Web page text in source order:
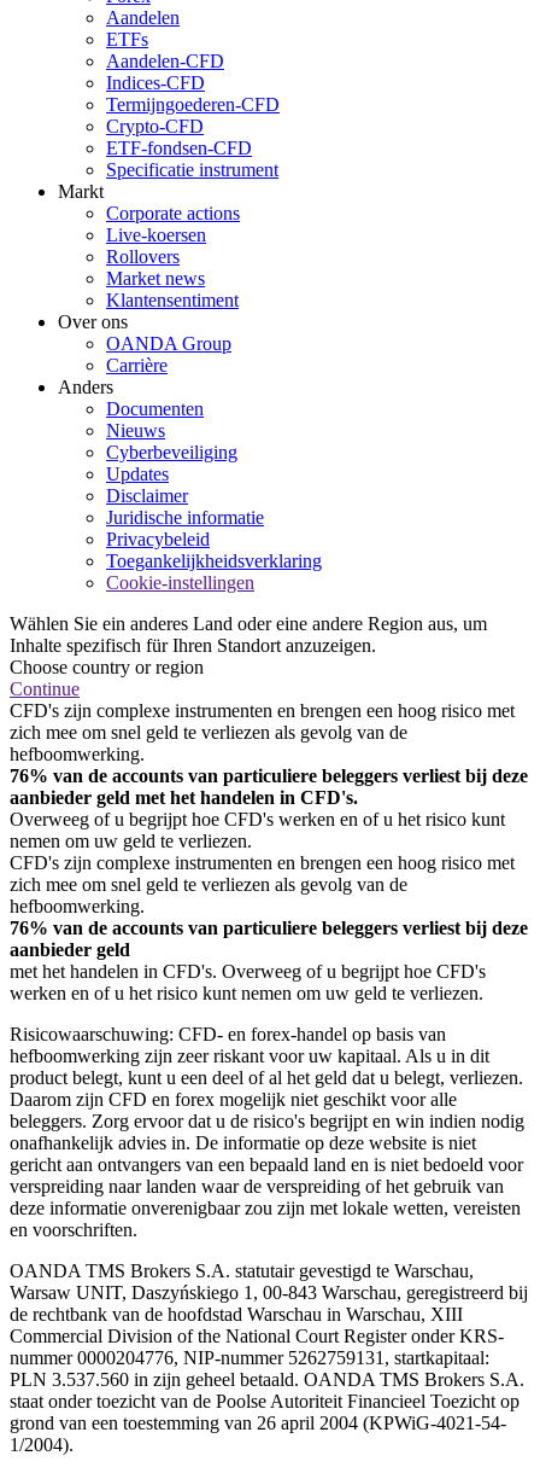
Aandelen
ETFs
Aandelen-CFD
Indices-CFD
Termijngoederen-CFD
Crypto-CFD
ETF-fondsen-CFD
Specificatie instrument
Markt
Corporate actions
Live-koersen
Rollovers
Market news
Klantensentiment
Over ons
OANDA Group
Carrière
Anders
Documenten
Nieuws
Cyberbeveiliging
Updates
Disclaimer
Juridische informatie
Privacybeleid
Toegankelijkheidsverklaring
Cookie-instellingen
Wählen Sie ein anderes Land oder eine andere Region aus, um
Inhalte spezifisch für Ihren Standort anzuzeigen.
Choose country or region
Continue
CFD's zijn complexe instrumenten en brengen een hoog risico met
zich mee om snel geld te verliezen als gevolg van de
hefboomwerking.
76% van de accounts van particuliere beleggers verliest bij deze
aanbieder geld met het handelen in CFD's.
Overweeg of u begrijpt hoe CFD's werken en of u het risico kunt
nemen om uw geld te verliezen.
CFD's zijn complexe instrumenten en brengen een hoog risico met
zich mee om snel geld te verliezen als gevolg van de
hefboomwerking.
76% van de accounts van particuliere beleggers verliest bij deze
aanbieder geld
met het handelen in CFD's. Overweeg of u begrijpt hoe CFD's
werken en of u het risico kunt nemen om uw geld te verliezen.
Risicowaarschuwing: CFD- en forex-handel op basis van
hefboomwerking zijn zeer riskant voor uw kapitaal. Als u in dit
product belegt, kunt u een deel of al het geld dat u belegt, verliezen.
Daarom zijn CFD en forex mogelijk niet geschikt voor alle
beleggers. Zorg ervoor dat u de risico's begrijpt en win indien nodig
onafhankelijk advies in. De informatie op deze website is niet
gericht aan ontvangers van een bepaald land en is niet bedoeld voor
verspreiding naar landen waar de verspreiding of het gebruik van
deze informatie onverenigbaar zou zijn met lokale wetten, vereisten
en voorschriften.
OANDA TMS Brokers S.A. statutair gevestigd te Warschau,
Warsaw UNIT, Daszyńskiego 1, 00-843 Warschau, geregistreerd bij
de rechtbank van de hoofdstad Warschau in Warschau, XIII
Commercial Division of the National Court Register onder KRS-
nummer 0000204776, NIP-nummer 5262759131, startkapitaal:
PLN 3.537.560 in zijn geheel betaald. OANDA TMS Brokers S.A.
staat onder toezicht van de Poolse Autoriteit Financieel Toezicht op
grond van een toestemming van 26 april 2004 (KPWiG-4021-54-
1/2004).